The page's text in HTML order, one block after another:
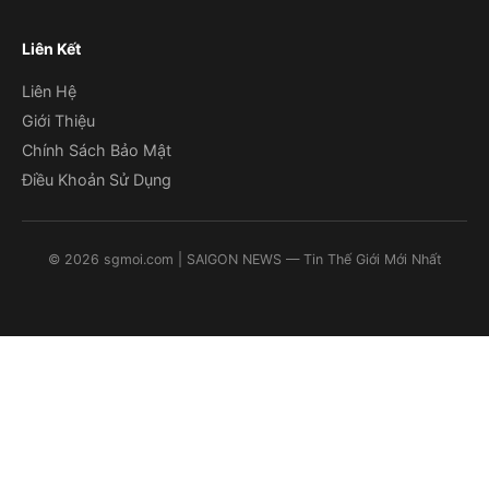
Liên Kết
Liên Hệ
Giới Thiệu
Chính Sách Bảo Mật
Điều Khoản Sử Dụng
© 2026 sgmoi.com | SAIGON NEWS — Tin Thế Giới Mới Nhất